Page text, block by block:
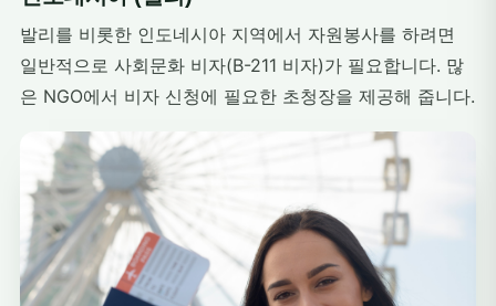
발리를 비롯한 인도네시아 지역에서 자원봉사를 하려면
일반적으로 사회문화 비자(B-211 비자)가 필요합니다. 많
은 NGO에서 비자 신청에 필요한 초청장을 제공해 줍니다.